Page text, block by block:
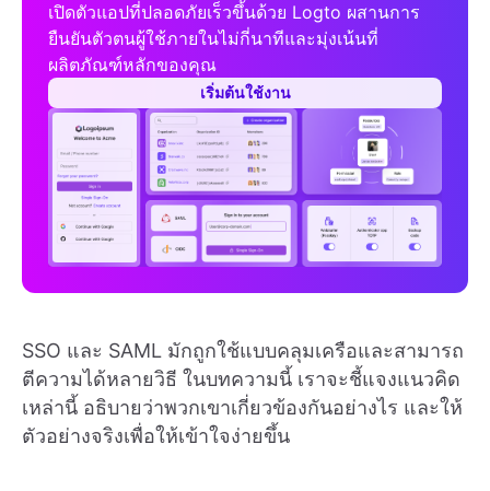
เปิดตัวแอปที่ปลอดภัยเร็วขึ้นด้วย Logto ผสานการ
ยืนยันตัวตนผู้ใช้ภายในไม่กี่นาทีและมุ่งเน้นที่
ผลิตภัณฑ์หลักของคุณ
เริ่มต้นใช้งาน
SSO และ SAML มักถูกใช้แบบคลุมเครือและสามารถ
ตีความได้หลายวิธี ในบทความนี้ เราจะชี้แจงแนวคิด
เหล่านี้ อธิบายว่าพวกเขาเกี่ยวข้องกันอย่างไร และให้
ตัวอย่างจริงเพื่อให้เข้าใจง่ายขึ้น